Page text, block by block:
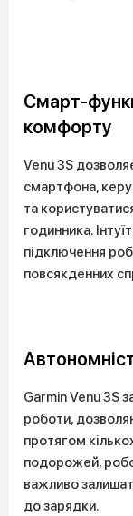
Смарт-
комфорту
Venu 3S
смартфона,
та
годинника.
підключення
повсякденних
Garmin Venu 3S
роботи,
протягом
подорожей,
важливо
до зарядки.